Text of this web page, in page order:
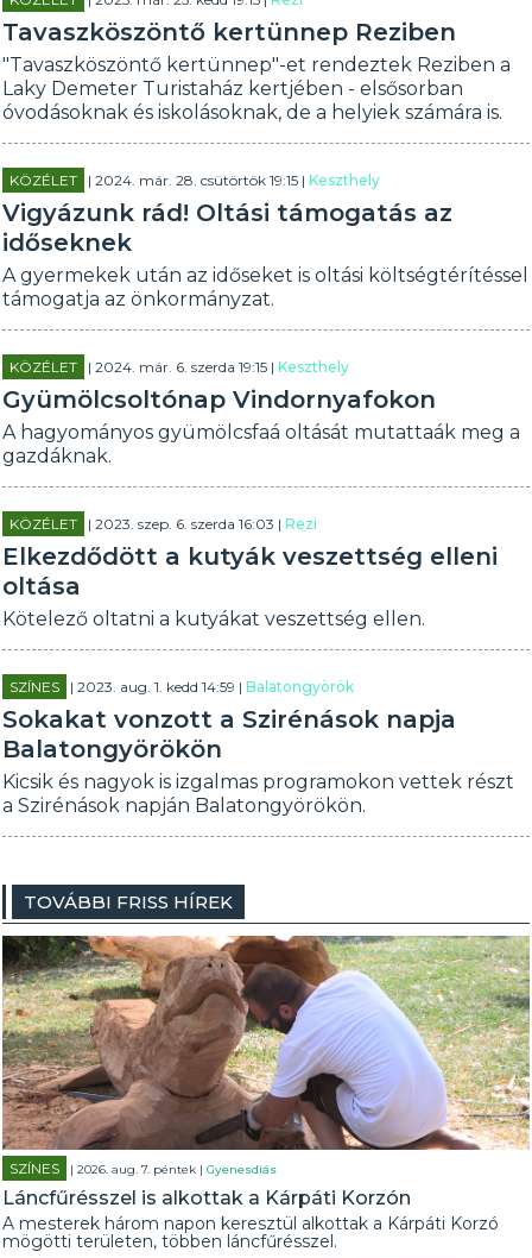
Tavaszköszöntő kertünnep Reziben
"Tavaszköszöntő kertünnep"-et rendeztek Reziben a
Laky Demeter Turistaház kertjében - elsősorban
óvodásoknak és iskolásoknak, de a helyiek számára is.
KÖZÉLET | 2024. már. 28. csütörtök 19:15 |Keszthely
Vigyázunk rád! Oltási támogatás az
időseknek
A gyermekek után az időseket is oltási költségtérítéssel
támogatja az önkormányzat.
KÖZÉLET | 2024. már. 6. szerda 19:15 |Keszthely
Gyümölcsoltónap Vindornyafokon
A hagyományos gyümölcsfaá oltását mutattaák meg a
gazdáknak.
KÖZÉLET | 2023. szep. 6. szerda 16:03 |Rezi
Elkezdődött a kutyák veszettség elleni
oltása
Kötelező oltatni a kutyákat veszettség ellen.
SZÍNES | 2023. aug. 1. kedd 14:59 |Balatongyörök
Sokakat vonzott a Szirénások napja
Balatongyörökön
Kicsik és nagyok is izgalmas programokon vettek részt
a Szirénások napján Balatongyörökön.
TOVÁBBI FRISS HÍREK
SZÍNES | 2026. aug. 7. péntek |Gyenesdiás
Láncfűrésszel is alkottak a Kárpáti Korzón
A mesterek három napon keresztül alkottak a Kárpáti Korzó
mögötti területen, többen láncfűrésszel.